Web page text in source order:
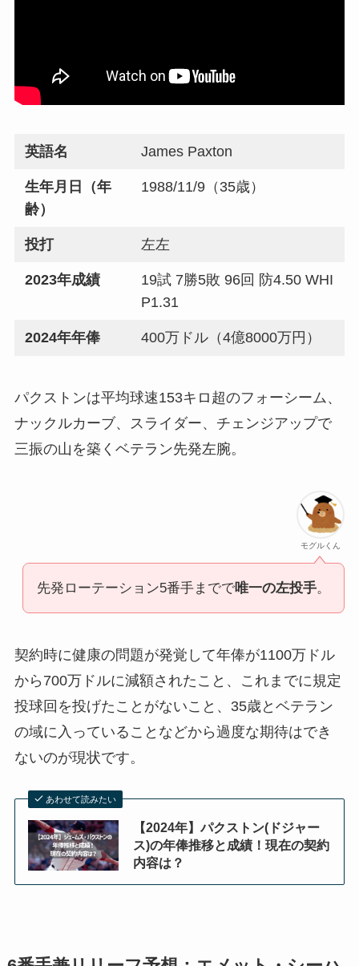
英語名 James Paxton
生年月日（年
齢）
1988/11/9（35歳）
投打 左左
2023年成績
19試 7勝5敗 96回 防4.50 WHI
P1.31
2024年年俸 400万ドル（4億8000万円）
パクストンは平均球速153キロ超のフォーシーム、
ナックルカーブ、スライダー、チェンジアップで
三振の山を築くベテラン先発左腕。
モグルくん
先発ローテーション5番手までで唯一の左投手。
契約時に健康の問題が発覚して年俸が1100万ドル
から700万ドルに減額されたこと、これまでに規定
投球回を投げたことがないこと、35歳とベテラン
の域に入っていることなどから過度な期待はでき
ないのが現状です。
あわせて読みたい
【2024年】パクストン(ドジャー
ス)の年俸推移と成績！現在の契約
内容は？